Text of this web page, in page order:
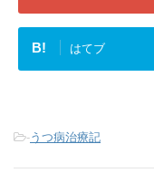
B! はてブ
-うつ病治療記